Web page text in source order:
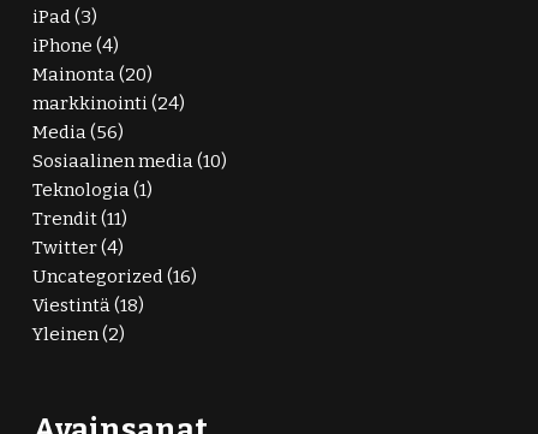
iPad(3)
iPhone (4)
Mainonta(20)
markkinointi(24)
Media(56)
Sosiaalinen media(10)
Teknologia(1)
Trendit(11)
Twitter(4)
Uncategorized(16)
Viestintä(18)
Yleinen(2)